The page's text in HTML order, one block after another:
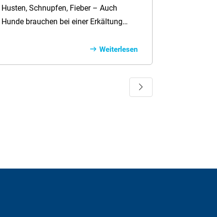
Hilfe
Husten, Schnupfen, Fieber – Auch
Hunde brauchen bei einer Erkältung
es jetzt ankommt – und wie Sie die
Genesung sanft unterstützen können.
Weiterlesen